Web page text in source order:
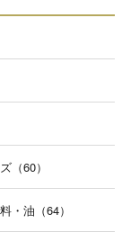
（60）
・油（64）